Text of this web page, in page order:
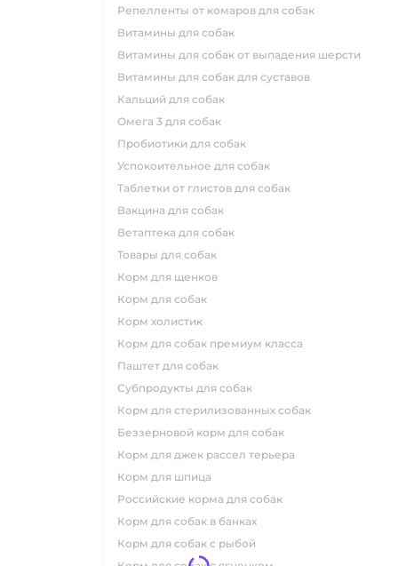
репелленты от комаров для собак
витамины для собак
витамины для собак от выпадения шерсти
витамины для собак для суставов
кальций для собак
омега 3 для собак
пробиотики для собак
успокоительное для собак
таблетки от глистов для собак
вакцина для собак
ветаптека для собак
товары для собак
корм для щенков
корм для собак
корм холистик
корм для собак премиум класса
паштет для собак
субпродукты для собак
корм для стерилизованных собак
беззерновой корм для собак
корм для джек рассел терьера
корм для шпица
российские корма для собак
корм для собак в банках
корм для собак с рыбой